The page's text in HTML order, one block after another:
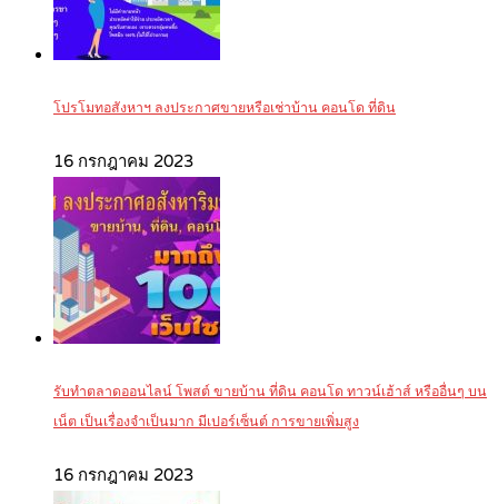
โปรโมทอสังหาฯ ลงประกาศขายหรือเช่าบ้าน คอนโด ที่ดิน
16 กรกฎาคม 2023
รับทำตลาดออนไลน์ โพสต์ ขายบ้าน ที่ดิน คอนโด ทาวน์เฮ้าส์ หรืออื่นๆ บน
เน็ต เป็นเรื่องจำเป็นมาก มีเปอร์เซ็นต์ การขายเพิ่มสูง
16 กรกฎาคม 2023